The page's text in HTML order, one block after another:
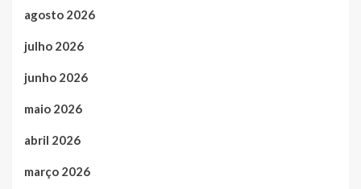
agosto 2026
julho 2026
junho 2026
maio 2026
abril 2026
março 2026